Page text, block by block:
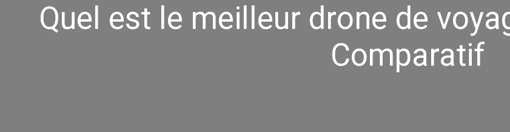
Quel est le meilleur drone de
Comparatif